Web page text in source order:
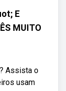
E
MUITO
Assista o
usam